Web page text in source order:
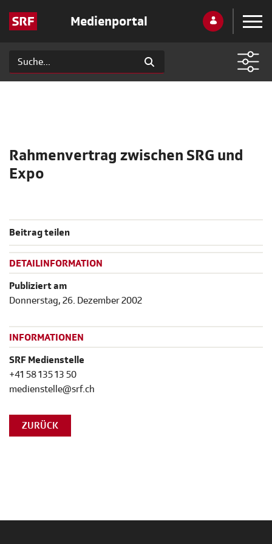
Medienportal
Rahmenvertrag zwischen SRG und
Expo
Beitrag teilen
DETAILINFORMATION
Publiziert am
Donnerstag, 26. Dezember 2002
INFORMATIONEN
SRF Medienstelle
+41 58 135 13 50
medienstelle@srf.ch
ZURÜCK